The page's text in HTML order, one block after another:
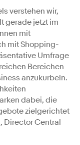
verstehen wir,
gerade jetzt im
mit
mit Shopping-
Umfrage
Bereichen
anzukurbeln.
dabei, die
zielgerichtet
Director Central